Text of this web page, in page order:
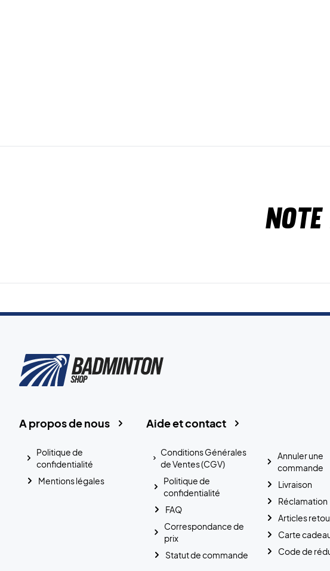
Aide et contact
Conditions Générales
de Ventes (CGV)
Politique de
confidentialité
FAQ
Correspondance de
prix
Statut de commande
Annuler une
commande
Livraison
Réclamation
Articles
Carte
Code de
A propos de nous
Politique de
confidentialité
Mentions légales